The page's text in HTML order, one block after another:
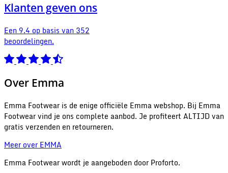
Klanten geven ons
Een 9.4 op basis van 352
beoordelingen.
Over Emma
Emma Footwear is de enige officiële Emma webshop. Bij Emma
Footwear vind je ons complete aanbod. Je profiteert ALTIJD van
gratis verzenden en retourneren.
Meer over EMMA
Emma Footwear wordt je aangeboden door Proforto.